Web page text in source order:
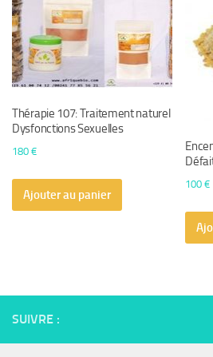
Thérapie 107: Traitement naturel
Dysfonctions Sexuelles
180 €
Ajouter au panier
100€
SUIVRE :